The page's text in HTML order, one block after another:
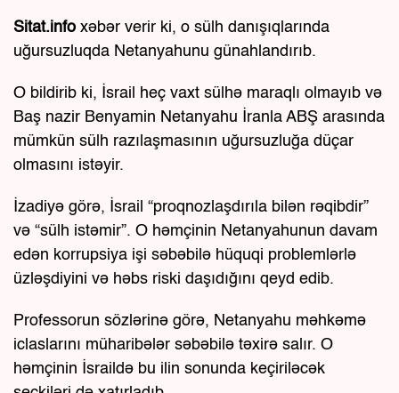
Sitat.info xəbər verir ki, o sülh danışıqlarında
uğursuzluqda Netanyahunu günahlandırıb.
O bildirib ki, İsrail heç vaxt sülhə maraqlı olmayıb və
Baş nazir Benyamin Netanyahu İranla ABŞ arasında
mümkün sülh razılaşmasının uğursuzluğa düçar
olmasını istəyir.
İzadiyə görə, İsrail “proqnozlaşdırıla bilən rəqibdir”
və “sülh istəmir”. O həmçinin Netanyahunun davam
edən korrupsiya işi səbəbilə hüquqi problemlərlə
üzləşdiyini və həbs riski daşıdığını qeyd edib.
Professorun sözlərinə görə, Netanyahu məhkəmə
iclaslarını müharibələr səbəbilə təxirə salır. O
həmçinin İsraildə bu ilin sonunda keçiriləcək